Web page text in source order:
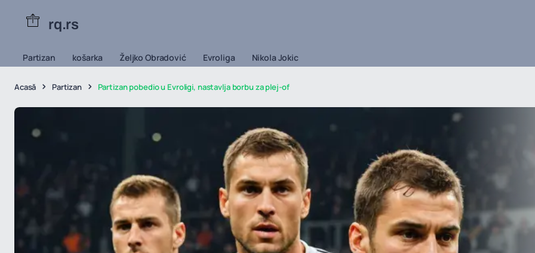
rq.rs
Partizan košarka Željko Obradović Evroliga Nikola Jokic
Acasă Partizan Partizan pobedio u Evroligi, nastavlja borbu za plej-of